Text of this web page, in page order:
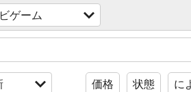
ゲーム
価格 状態 に